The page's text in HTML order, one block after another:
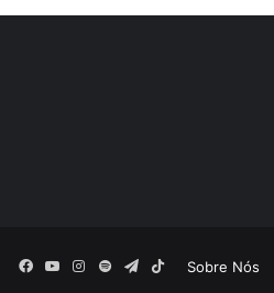
Sobre Nós
Facebook
YouTubeInstagram
SpotifyTelegram
TikTok